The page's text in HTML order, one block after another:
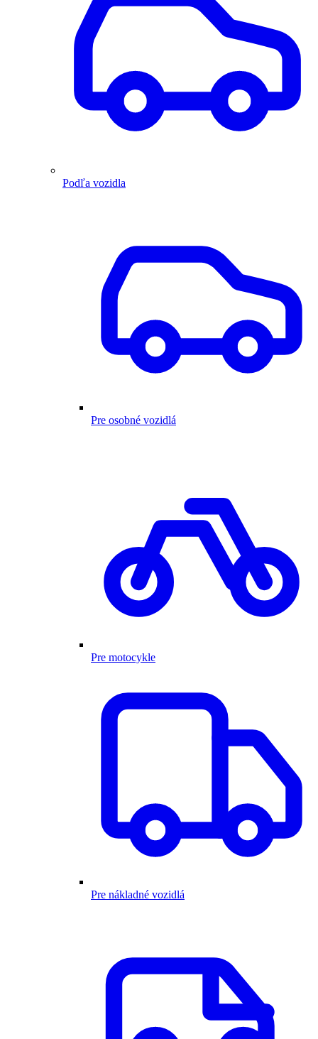
Podľa vozidla
Pre osobné vozidlá
Pre motocykle
Pre nákladné vozidlá